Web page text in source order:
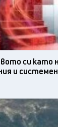
си като
и